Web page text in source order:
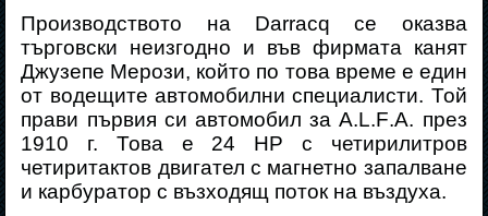
Производството на Darraсq се оказва
търговски неизгодно и във фирмата канят
Джузепе Мерози, който по това време е един
от водещите автомобилни специалисти. Той
прави първия си автомобил заA.L.F.A. през
1910 г. Това е 24 НР с четирилитров
четиритактов двигател с магнетно запалване
и карбуратор с възходящ поток на въздуха.